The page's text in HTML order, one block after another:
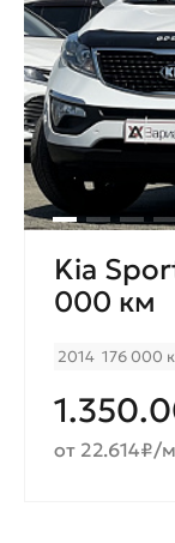
Kia
000 км
2014 176 000
от 22.614₽/